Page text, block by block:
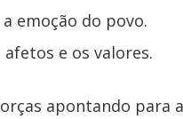
emoção do povo.
afetos e os valores.
apontando para